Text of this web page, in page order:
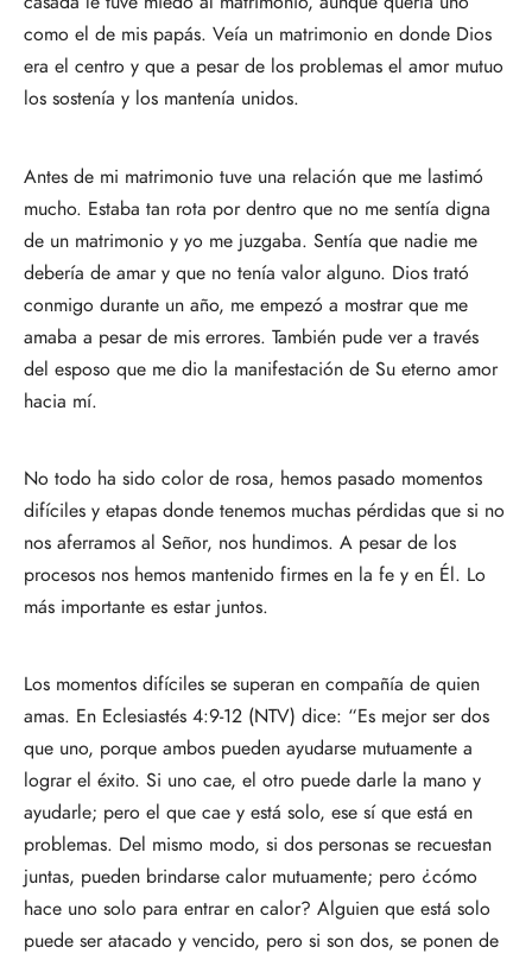
como el de mis papás. Veía un matrimonio en donde Dios
era el centro y que a pesar de los problemas el amor mutuo
los sostenía y los mantenía unidos.
Antes de mi matrimonio tuve una relación que me lastimó
mucho. Estaba tan rota por dentro que no me sentía digna
de un matrimonio y yo me juzgaba. Sentía que nadie me
debería de amar y que no tenía valor alguno. Dios trató
conmigo durante un año, me empezó a mostrar que me
amaba a pesar de mis errores. También pude ver a través
del esposo que me dio la manifestación de Su eterno amor
hacia mí.
No todo ha sido color de rosa, hemos pasado momentos
difíciles y etapas donde tenemos muchas pérdidas que si no
nos aferramos al Señor, nos hundimos. A pesar de los
procesos nos hemos mantenido firmes en la fe y en Él. Lo
más importante es estar juntos.
Los momentos difíciles se superan en compañía de quien
amas. En Eclesiastés 4:9-12 (NTV) dice: “Es mejor ser dos
que uno, porque ambos pueden ayudarse mutuamente a
lograr el éxito. Si uno cae, el otro puede darle la mano y
ayudarle; pero el que cae y está solo, ese sí que está en
problemas. Del mismo modo, si dos personas se recuestan
juntas, pueden brindarse calor mutuamente; pero ¿cómo
hace uno solo para entrar en calor? Alguien que está solo
puede ser atacado y vencido, pero si son dos, se ponen de